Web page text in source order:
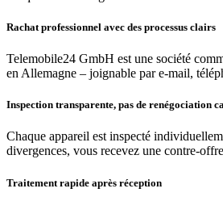
Rachat professionnel avec des processus clairs
Telemobile24 GmbH est une société
en Allemagne – joignable par e-mail,
Inspection transparente, pas de renégociation
Chaque appareil est inspecté
divergences, vous recevez une contre-
Traitement rapide après réception